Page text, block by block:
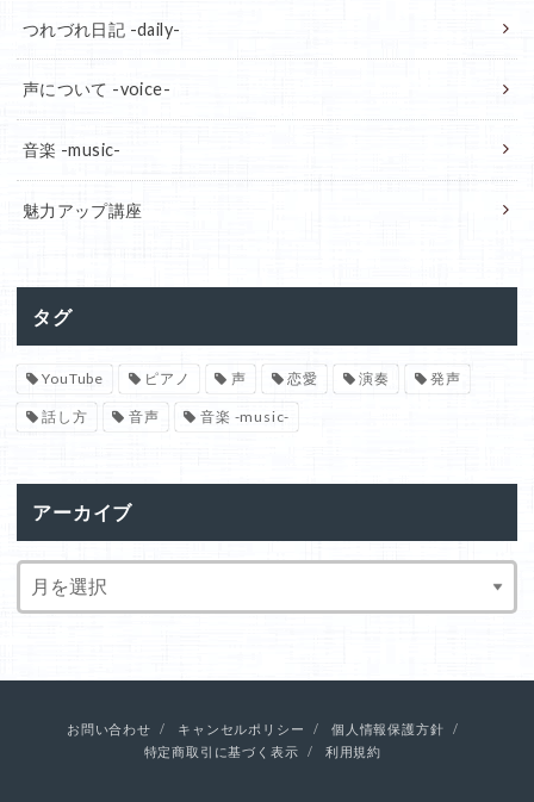
つれづれ日記 -daily-
声について -voice-
音楽 -music-
魅力アップ講座
タグ
YouTube ピアノ 声 恋愛 演奏 発声
話し方 音声 音楽 -music-
アーカイブ
お問い合わせ キャンセルポリシー
個人情報保護方針
特定商取引に基づく表示
利用規約